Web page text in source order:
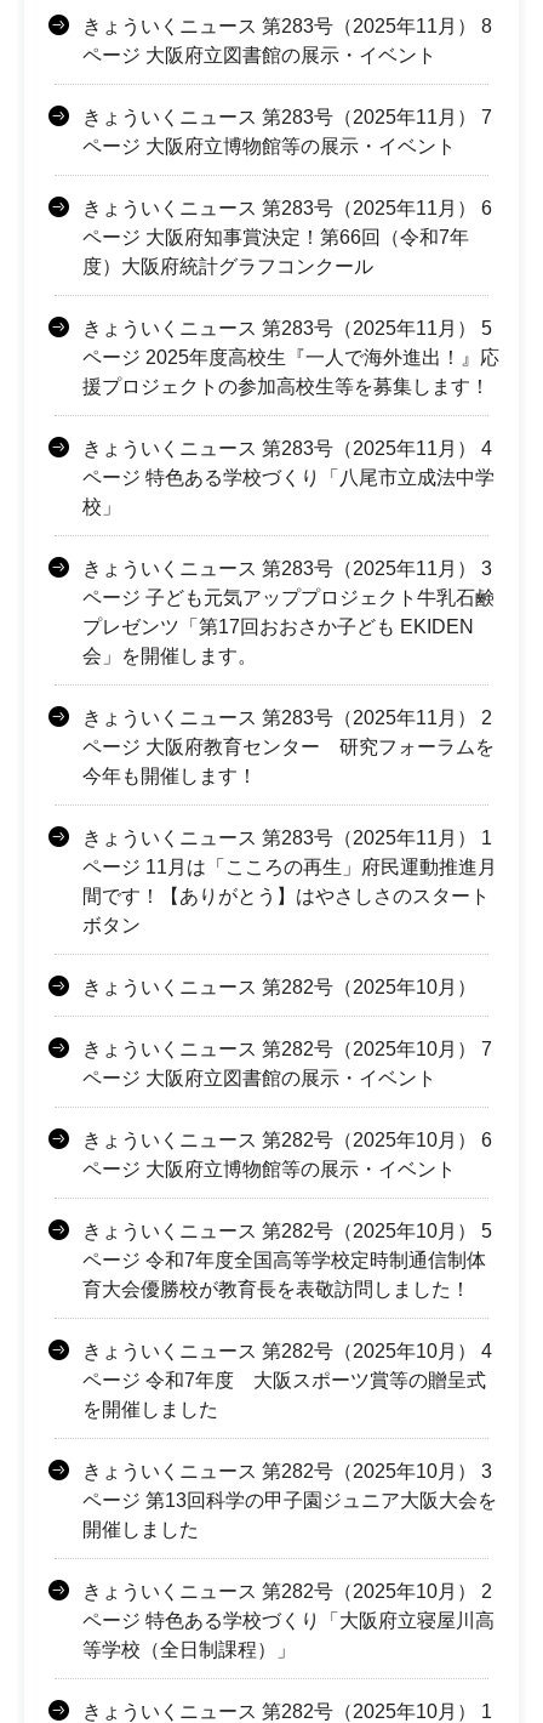
きょういくニュース 第283号（2025年11月） 8
ページ 大阪府立図書館の展示・イベント
きょういくニュース 第283号（2025年11月） 7
ページ 大阪府立博物館等の展示・イベント
きょういくニュース 第283号（2025年11月） 6
ページ 大阪府知事賞決定！第66回（令和7年
度）大阪府統計グラフコンクール
きょういくニュース 第283号（2025年11月） 5
ページ 2025年度高校生『一人で海外進出！』応
援プロジェクトの参加高校生等を募集します！
きょういくニュース 第283号（2025年11月） 4
ページ 特色ある学校づくり「八尾市立成法中学
校」
きょういくニュース 第283号（2025年11月） 3
ページ 子ども元気アッププロジェクト牛乳石鹸
プレゼンツ「第17回おおさか子ども EKIDEN
会」を開催します。
きょういくニュース 第283号（2025年11月） 2
ページ 大阪府教育センター 研究フォーラムを
今年も開催します！
きょういくニュース 第283号（2025年11月） 1
ページ 11月は「こころの再生」府民運動推進月
間です！【ありがとう】はやさしさのスタート
ボタン
きょういくニュース 第282号（2025年10月）
きょういくニュース 第282号（2025年10月） 7
ページ 大阪府立図書館の展示・イベント
きょういくニュース 第282号（2025年10月） 6
ページ 大阪府立博物館等の展示・イベント
きょういくニュース 第282号（2025年10月） 5
ページ 令和7年度全国高等学校定時制通信制体
育大会優勝校が教育長を表敬訪問しました！
きょういくニュース 第282号（2025年10月） 4
ページ 令和7年度 大阪スポーツ賞等の贈呈式
を開催しました
きょういくニュース 第282号（2025年10月） 3
ページ 第13回科学の甲子園ジュニア大阪大会を
開催しました
きょういくニュース 第282号（2025年10月） 2
ページ 特色ある学校づくり「大阪府立寝屋川高
等学校（全日制課程）」
きょういくニュース 第282号（2025年10月） 1